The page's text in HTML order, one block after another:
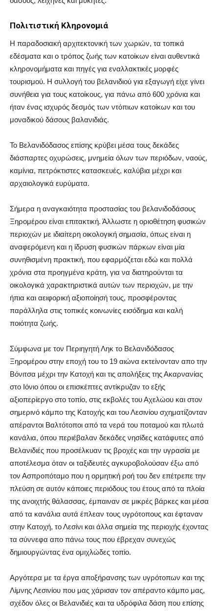
Πολιτιστική Κληρονομιά
Η παραδοσιακή αρχιτεκτονική των χωριών, τα τοπικά
εδέσματα και ο τρόπος ζωής των κατοίκων είναι αυθεντικά
κληρονομήματα και πηγές για εναλλακτικές μορφές
τουρισμού. Η συλλογή του βελανιδιού για εξαγωγή είχε γίνει
συνήθεια για τους κατοίκους, για πάνω από 600 χρόνια και
ήταν ένας ισχυρός δεσμός των ντόπιων κατοίκων και του
μοναδικού δάσους βαλανιδιάς.
Το Βελανιδόδασος επίσης κρύβει μέσα τους δεκάδες
διάσπαρτες οχυρώσεις, μνημεία όλων των περιόδων, ναούς,
καμίνια, πετρόκτιστες κατασκευές, καλύβια μέχρι και
αρχαιολογικά ευρύματα.
Σήμερα η αναγκαιότητα προστασίας του βελανιδοδάσους
Ξηρομέρου είναι επιτακτική. Άλλωστε η οριοθέτηση φυσικών
περιοχών με ιδιαίτερη οικολογική σημασία, όπως είναι η
αναφερόμενη και η ίδρυση φυσικών πάρκων είναι μία
συνηθισμένη πρακτική, που εφαρμόζεται εδώ και πολλά
χρόνια στα προηγμένα κράτη, για να διατηρούνται τα
οικολογικά χαρακτηριστικά αυτών των περιοχών, με την
ήπια και αειφορική αξιοποίησή τους, προσφέροντας
παράλληλα στις τοπικές κοινωνίες εισόδημα και καλή
ποιότητα ζωής.
Σύμφωνα με τον Περιηγητή Ληκ το Βελανιδόδασος
Ξηρομέρου στην εποχή του το 19 αιώνα εκτείνονταν απο την
Βόνιτσα μέχρι την Κατοχή και τις απολήξεις της Ακαρνανίας
στο Ιόνιο όπου οι επισκέπτες αντίκρυζαν το εξής
αξιοπερίεργο στο τοπίο, στις εκβολές του Αχελώου και στον
σημερινό κάμπο της Κατοχής και του Λεσινίου σχηματίζονταν
απέραντοι Βαλτότοποι από τα νερά του ποταμού και πλωτά
κανάλια, όπου περιέβαλαν δεκάδες νησίδες κατάφυτες από
Βελανιδιές που προσέλκυαν τις βροχές και την υγρασία με
αποτέλεσμα όταν οι ταξιδευτές αγκυροβολούσαν έξω από
τον Ασπροπόταμο που η ορμητική ροή του δεν επέτρεπε την
πλεύση σε αυτόν κάποιες περιόδους του έτους από τα πλοία
της ανοιχτής θάλασσας, έμπαιναν σε μικρές βάρκες και μέσα
από τα κανάλια αυτά έπλεαν τους υγρότοπους και έφταναν
στην Κατοχή, το Λεσίνι και άλλα σημεία της περιοχής έχοντας
τα σύννεφα απο πάνω τους που έβρεχαν συνεχώς
δημιουργώντας ένα ομιχλώδες τοπίο.
Αργότερα με τα έργα αποξήρανσης των υγρότοπων και της
Λίμνης Λεσινίου που μας χάρισαν τον απέραντο κάμπο μας,
σχέδον όλες οι Βελανιδιές και τα υδρόφιλα δάση που επίσης